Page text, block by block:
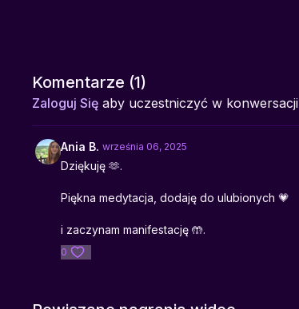
Komentarze (1)
Zaloguj Się aby uczestniczyć w konwersacji
Ania B. września 06, 2025
Dziękuję 🫶.
Piękna medytacja, dodaję do ulubionych 💗
i zaczynam manifestację 🤲.
0